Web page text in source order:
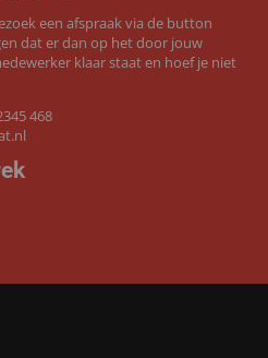
een afspraak via de button
dat er dan op het door jouw
klaar staat en hoef je niet
468